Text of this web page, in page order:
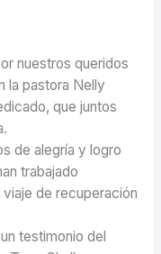
nuestros queridos
la pastora Nelly
que juntos
de alegría y logro
trabajado
de recuperación
testimonio del